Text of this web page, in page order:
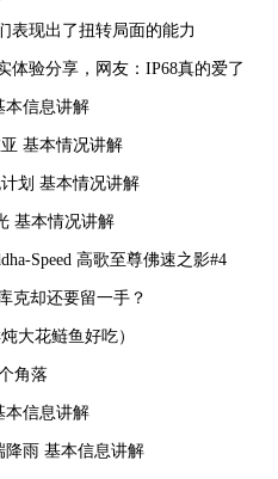
表现出了扭转局面的能力
体验分享，网友：IP68真的爱了
本信息讲解
基本情况讲解
划 基本情况讲解
基本情况讲解
Speed 高歌至尊佛速之影#4
克却还要留一手？
大花鲢鱼好吃）
角落
本信息讲解
降雨 基本信息讲解